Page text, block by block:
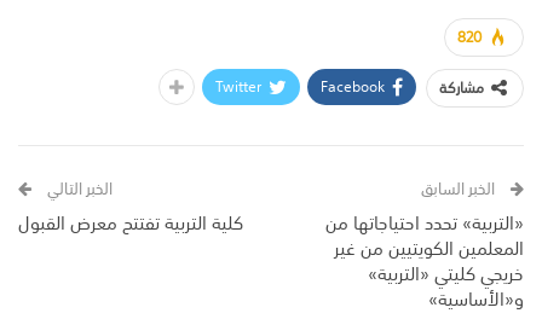
820
مشاركة
Facebook
Twitter
الخبر السابق
«التربية» تحدد احتياجاتها من
المعلمين الكويتيين من غير
خريجي كليتي «التربية»
و«الأساسية»
الخبر التالي
كلية التربية تفتتح معرض القبول